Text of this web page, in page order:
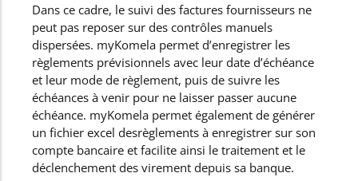
Dans ce cadre, le suivi des factures fournisseurs ne
peut pas reposer sur des contrôles manuels
dispersées. myKomela permet d’enregistrer les
règlements prévisionnels avec leur date d’échéance
et leur mode de règlement, puis de suivre les
échéances à venir pour ne laisser passer aucune
échéance. myKomela permet également de générer
un fichier excel desrèglements à enregistrer sur son
compte bancaire et facilite ainsi le traitement et le
déclenchement des virement depuis sa banque.